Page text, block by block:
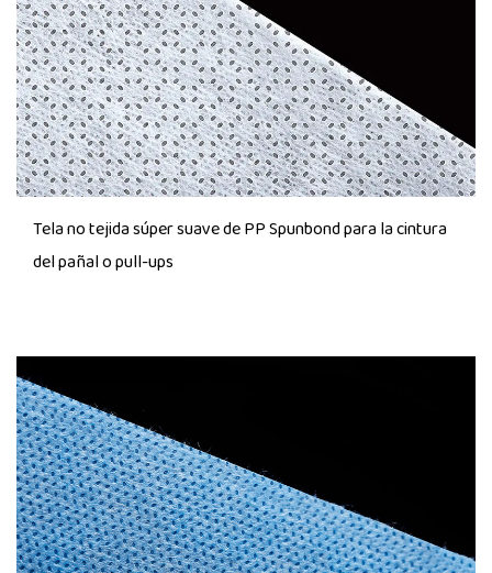
Tela no tejida súper suave de PP Spunbond para la cintura
del pañal o pull-ups